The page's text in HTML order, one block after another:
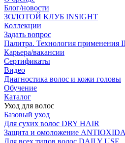
Блог/новости
ЗОЛОТОЙ КЛУБ INSIGHT
Коллекции
Задать вопрос
Палитра. Технология применения
Карьера/вакансии
Сертификаты
Видео
Диагностика волос и кожи головы
Обучение
Каталог
Уход для волос
Базовый уход
Для сухих волос DRY HAIR
Защита и омоложение
Для всех типов волос DAILY USE